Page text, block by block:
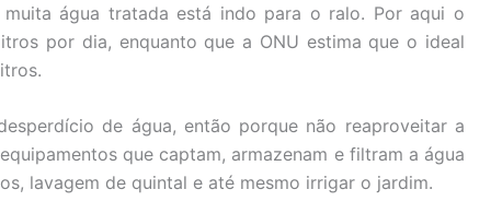
água tratada está indo para o ralo. Por aqui o
por dia, enquanto que a ONU estima que o ideal
de água, então porque não reaproveitar a
que captam, armazenam e filtram a água
lavagem de quintal e até mesmo irrigar o jardim.